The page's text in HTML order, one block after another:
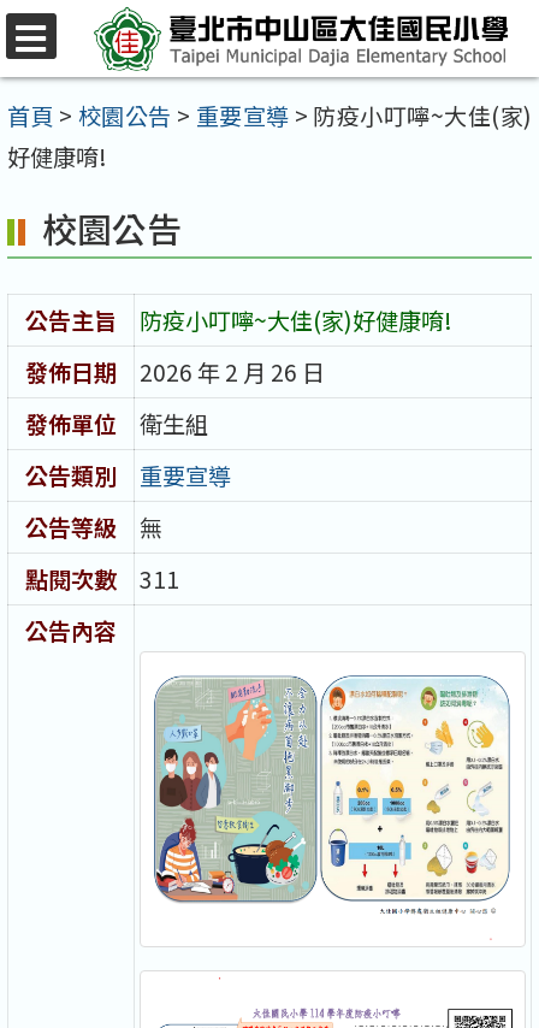
跳
至
主
要
容
區
首頁 > 校園公告 > 重要宣導 > 防疫小叮嚀~大佳(家)
好健康唷!
校園公告
公告主旨
防疫小叮嚀~大佳(家)好健康唷!
發佈日期
2026 年 2 月 26 日
發佈單位
衛生組
公告類別
重要宣導
公告等級
無
點閱次數
311
公告內容
選
單